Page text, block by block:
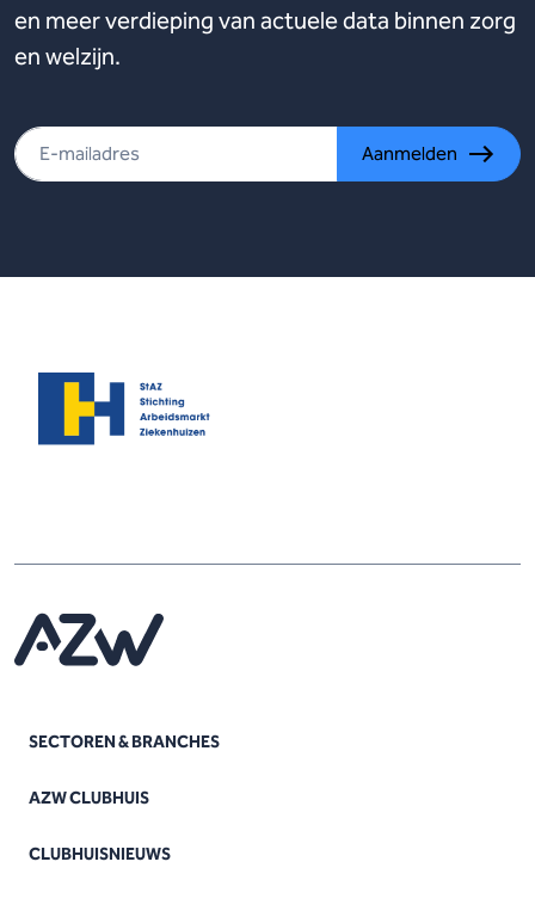
en meer verdieping van actuele data binnen zorg
en welzijn.
Aanmelden
SECTOREN & BRANCHES
AZW CLUBHUIS
CLUBHUISNIEUWS